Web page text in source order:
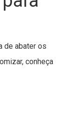
de abater os
conheça